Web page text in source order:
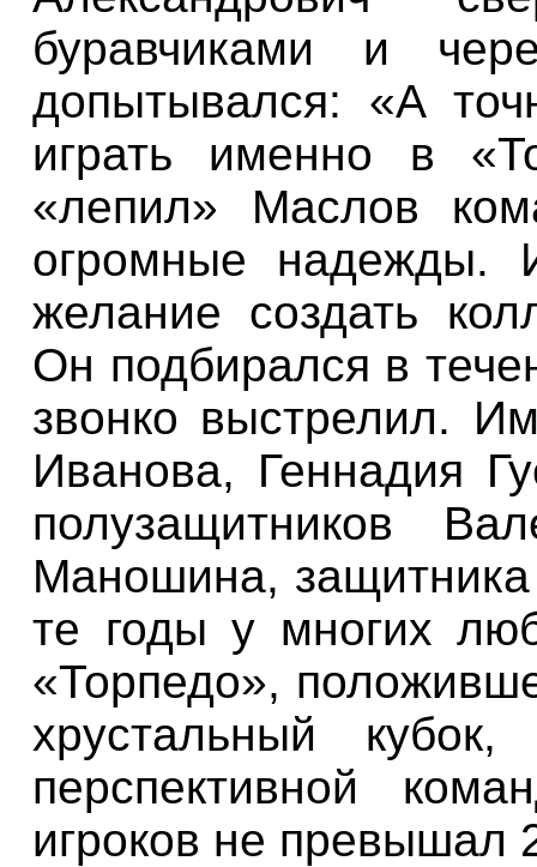
буравчиками и
допытывался: «А
играть именно в
«лепил» Маслов
огромные надежды.
желание создать
Он подбирался в
звонко выстрелил.
Иванова, Геннадия
полузащитников
Маношина,
те годы у многих
«Торпедо»,
хрустальный
перспективной
игроков не превышал